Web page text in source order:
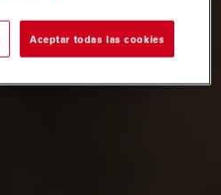
Aceptar todas las cookies